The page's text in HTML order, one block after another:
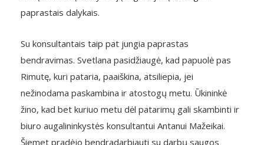
paprastais dalykais.
Su konsultantais taip pat jungia paprastas
bendravimas. Svetlana pasidžiaugė, kad papuolė pas
Rimutę, kuri pataria, paaiškina, atsiliepia, jei
nežinodama paskambina ir atostogų metu. Ūkininkė
žino, kad bet kuriuo metu dėl patarimų gali skambinti ir
biuro augalininkystės konsultantui Antanui Mažeikai.
Šiemet pradėjo bendradarbiauti su darbų saugos